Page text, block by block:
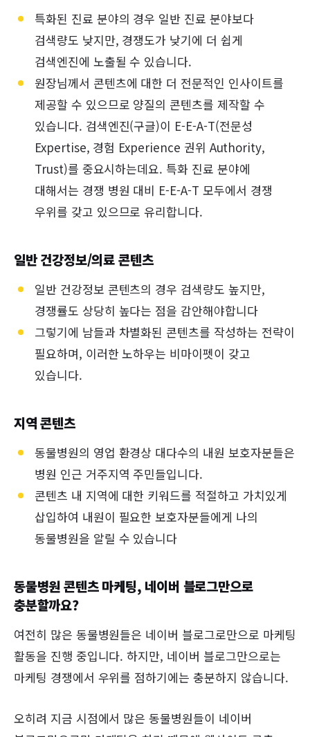
특화된 진료 분야의 경우 일반 진료 분야보다
검색량도 낮지만, 경쟁도가 낮기에 더 쉽게
검색엔진에 노출될 수 있습니다.
원장님께서 콘텐츠에 대한 더 전문적인 인사이트를
제공할 수 있으므로 양질의 콘텐츠를 제작할 수
있습니다. 검색엔진(구글)이 E-E-A-T(전문성
Expertise, 경험 Experience 권위 Authority,
Trust)를 중요시하는데요. 특화 진료 분야에
대해서는 경쟁 병원 대비 E-E-A-T 모두에서 경쟁
우위를 갖고 있으므로 유리합니다.
일반 건강정보/의료 콘텐츠
일반 건강정보 콘텐츠의 경우 검색량도 높지만,
경쟁률도 상당히 높다는 점을 감안해야합니다
그렇기에 남들과 차별화된 콘텐츠를 작성하는 전략이
필요하며, 이러한 노하우는 비마이펫이 갖고
있습니다.
지역 콘텐츠
동물병원의 영업 환경상 대다수의 내원 보호자분들은
병원 인근 거주지역 주민들입니다.
콘텐츠 내 지역에 대한 키워드를 적절하고 가치있게
삽입하여 내원이 필요한 보호자분들에게 나의
동물병원을 알릴 수 있습니다
동물병원 콘텐츠 마케팅, 네이버 블로그만으로
충분할까요?
여전히 많은 동물병원들은 네이버 블로그로만으로 마케팅
활동을 진행 중입니다. 하지만, 네이버 블로그만으로는
마케팅 경쟁에서 우위를 점하기에는 충분하지 않습니다.
오히려 지금 시점에서 많은 동물병원들이 네이버